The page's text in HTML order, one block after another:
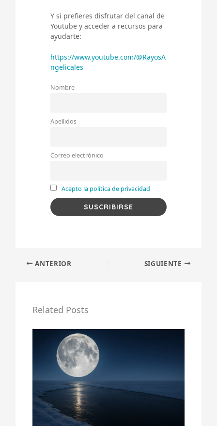
Y si prefieres disfrutar del canal de
Youtube y acceder a recursos para
ayudarte:
https://www.youtube.com/@RayosA
ngelicales
Nombre
Apellidos
Correo electrónico
Acepto la política de privacidad
ANTERIOR SIGUIENTE
Related Posts